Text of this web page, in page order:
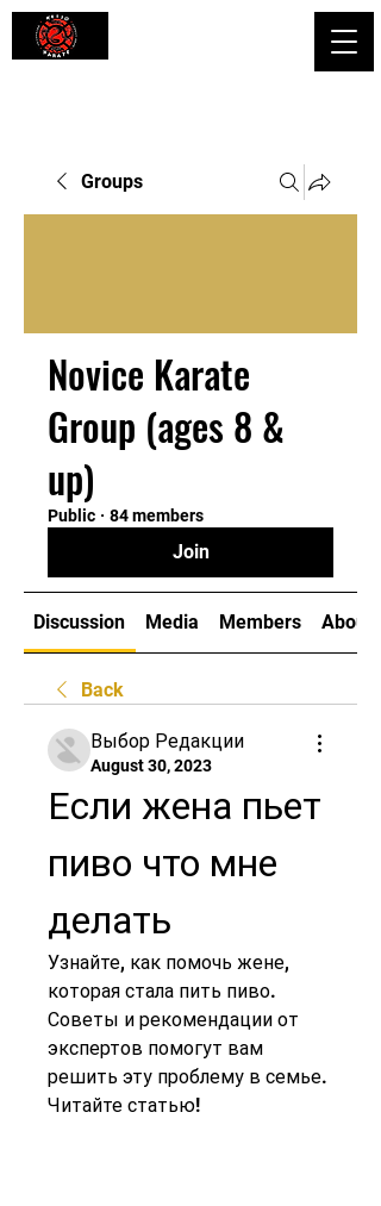
Groups
Novice Karate
Group (ages 8 &
up)
Public · 84 members
Join
Discussion Media Members About
Back
Выбор Редакции
August 30, 2023
Если жена пьет
пиво что мне
делать
Узнайте, как помочь жене,
которая стала пить пиво.
Советы и рекомендации от
экспертов помогут вам
решить эту проблему в семье.
Читайте статью!